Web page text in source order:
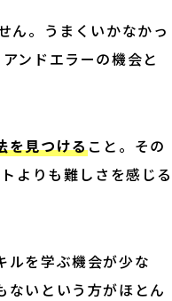
ん。うまくいかなかっ
ンドエラーの機会と
を見つけること。その
よりも難しさを感じる
ルを学ぶ機会が少な
ないという方がほとん